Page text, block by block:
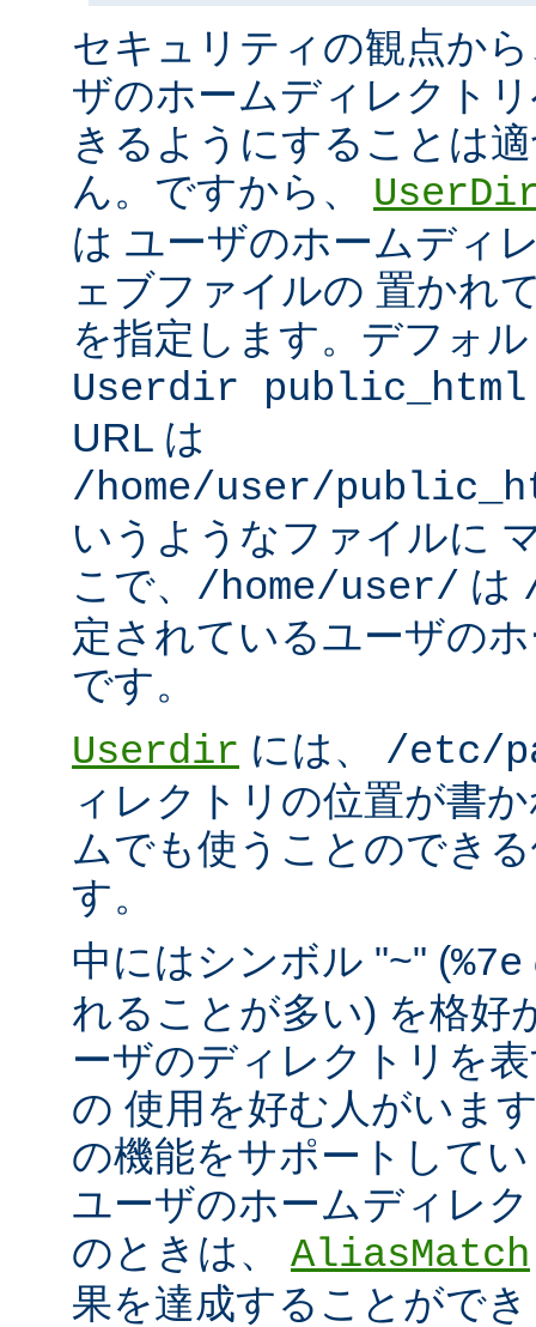
セキュリティの観点か
ザのホームディレクト
きるようにすることは
ん。ですから、
は ユーザのホームディ
ェブファイルの 置かれ
を指定します。デフォ
Userdir public_html
URL は
/home/user/
いうようなファイルに
こで、 /home/user/ は
定されているユーザの
です。
Userdir には、 /etc/
ィレクトリの位置が書
ムでも使うことのでき
す。
中にはシンボル "~" (%7e
れることが多い) を格好
ーザのディレクトリを
の 使用を好む人がいま
の機能をサポートして
ユーザのホームディレ
のときは、 AliasMatch
果を達成することがで